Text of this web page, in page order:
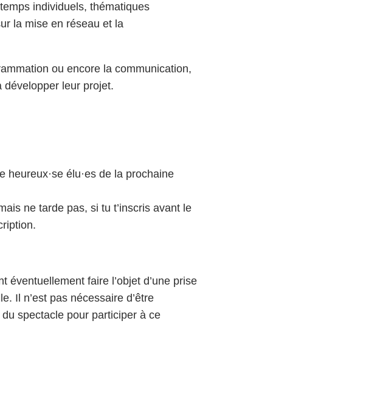
individuels, thématiques
la mise en réseau et la
ou encore la communication,
développer leur projet.
élu·es de la prochaine
ne tarde pas, si tu t’inscris avant le
faire l’objet d’une prise
Il n’est pas nécessaire d’être
spectacle pour participer à ce